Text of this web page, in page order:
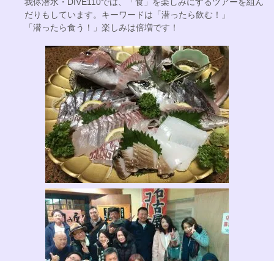
我侭潜水・DIVE110では、「食」を楽しみにするツアーを組ん
だりもしています。キーワードは「潜ったら飲む！」
「潜ったら食う！」楽しみは倍増です！